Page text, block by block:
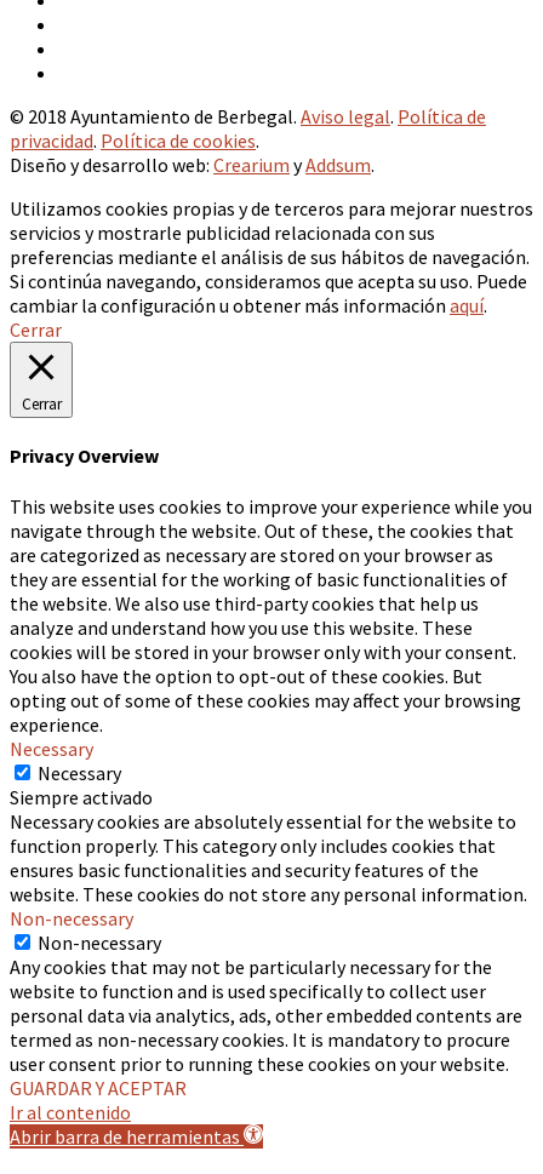
© 2018 Ayuntamiento de Berbegal. Aviso legal. Política de
privacidad. Política de cookies.
Diseño y desarrollo web: Crearium yAddsum.
Utilizamos cookies propias y de terceros para mejorar nuestros
servicios y mostrarle publicidad relacionada con sus
preferencias mediante el análisis de sus hábitos de navegación.
Si continúa navegando, consideramos que acepta su uso. Puede
cambiar la configuración u obtener más información aquí.
Cerrar
Cerrar
Privacy Overview
This website uses cookies to improve your experience while you
navigate through the website. Out of these, the cookies that
are categorized as necessary are stored on your browser as
they are essential for the working of basic functionalities of
the website. We also use third-party cookies that help us
analyze and understand how you use this website. These
cookies will be stored in your browser only with your consent.
You also have the option to opt-out of these cookies. But
opting out of some of these cookies may affect your browsing
experience.
Necessary
Necessary
Siempre activado
Necessary cookies are absolutely essential for the website to
function properly. This category only includes cookies that
ensures basic functionalities and security features of the
website. These cookies do not store any personal information.
Non-necessary
Non-necessary
Any cookies that may not be particularly necessary for the
website to function and is used specifically to collect user
personal data via analytics, ads, other embedded contents are
termed as non-necessary cookies. It is mandatory to procure
user consent prior to running these cookies on your website.
GUARDAR Y ACEPTAR
Ir al contenido
Abrir barra de herramientas